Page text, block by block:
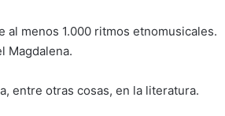
al menos 1.000 ritmos etnomusicales.
Magdalena.
entre otras cosas, en la literatura.